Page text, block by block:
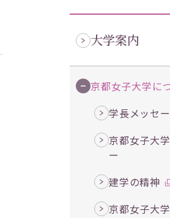
大学案内
京都女子大学に
学長メッセ
京都女子大
ー
建学の精神
京都女子大